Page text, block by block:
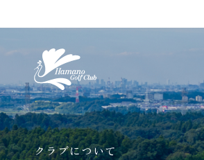
クラブについて